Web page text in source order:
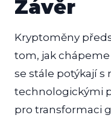
Závěr
Kryptoměny
tom, jak chápeme
se stále potýkají s
technologickými
pro transformaci